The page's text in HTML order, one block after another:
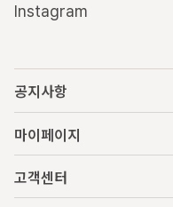
Instagram
공지사항
마이페이지
고객센터